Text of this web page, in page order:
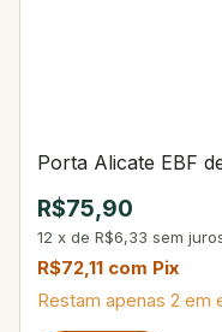
Porta Alicate EBF
R$75,90
12 x de R$6,33 sem
R$72,11 com Pix
Restam apenas 2 em